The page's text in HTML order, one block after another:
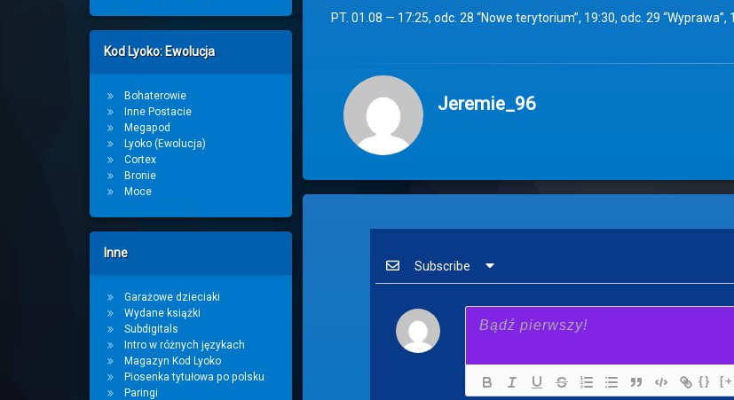
PT. 01.08 — 17:25, odc. 28 “Nowe terytorium”, 19:30, odc. 29 “Wyprawa”,
Jeremie_96
Subscribe
{}
Kod Lyoko: Ewolucja
Bohaterowie
Inne Postacie
Megapod
Lyoko (Ewolucja)
Cortex
Bronie
Moce
Inne
Garażowe dzieciaki
Wydane książki
Subdigitals
Intro w różnych językach
Magazyn Kod Lyoko
Piosenka tytułowa po polsku
Paringi